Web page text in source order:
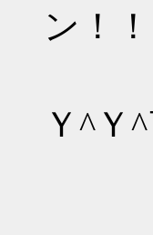
ン
￣^
Ｙ^Ｙ